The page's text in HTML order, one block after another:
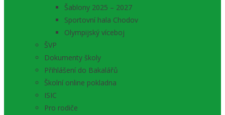
Šablony 2025 – 2027
Sportovní hala Chodov
Olympijský víceboj
ŠVP
Dokumenty školy
Přihlášení do Bakalářů
Školní online pokladna
ISIC
Pro rodiče